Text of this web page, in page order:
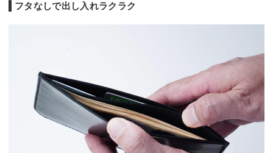
フタなしで出し入れラクラク